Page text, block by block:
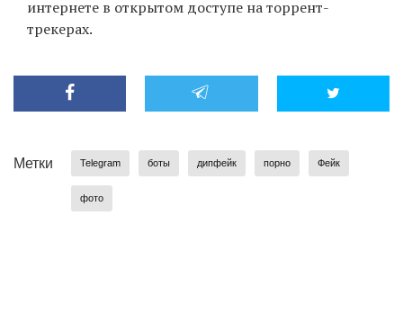
интернете в открытом доступе на торрент-
трекерах.
Метки Telegram боты дипфейк порно Фейк
фото